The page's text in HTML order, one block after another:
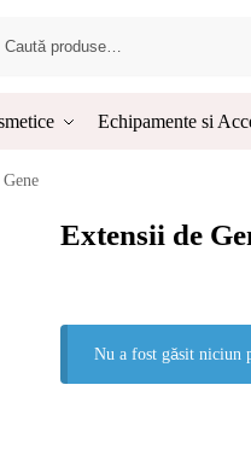
Echipamente si
Extensii de
Nu a fost găsit niciun